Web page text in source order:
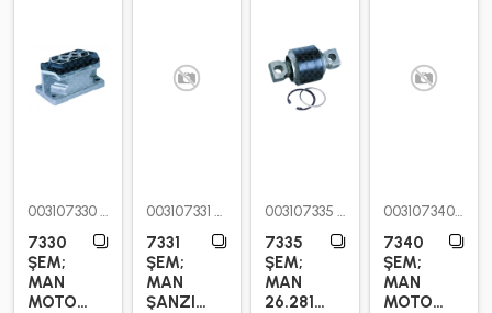
RENAULT 3460
ROMORK
TOYOTA
TRAILER
003107330
7330
ŞEM;
MAN
MOTOR
003107331
7331
ŞEM;
MAN
ŞANZIMAN
003107335
7335
ŞEM;
MAN
26.281
003107340
7340
ŞEM;
MAN
MOTOR